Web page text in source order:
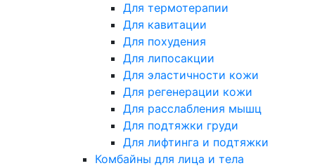
Для термотерапии
Для кавитации
Для похудения
Для липосакции
Для эластичности кожи
Для регенерации кожи
Для расслабления мышц
Для подтяжки груди
Для лифтинга и подтяжки
Комбайны для лица и тела